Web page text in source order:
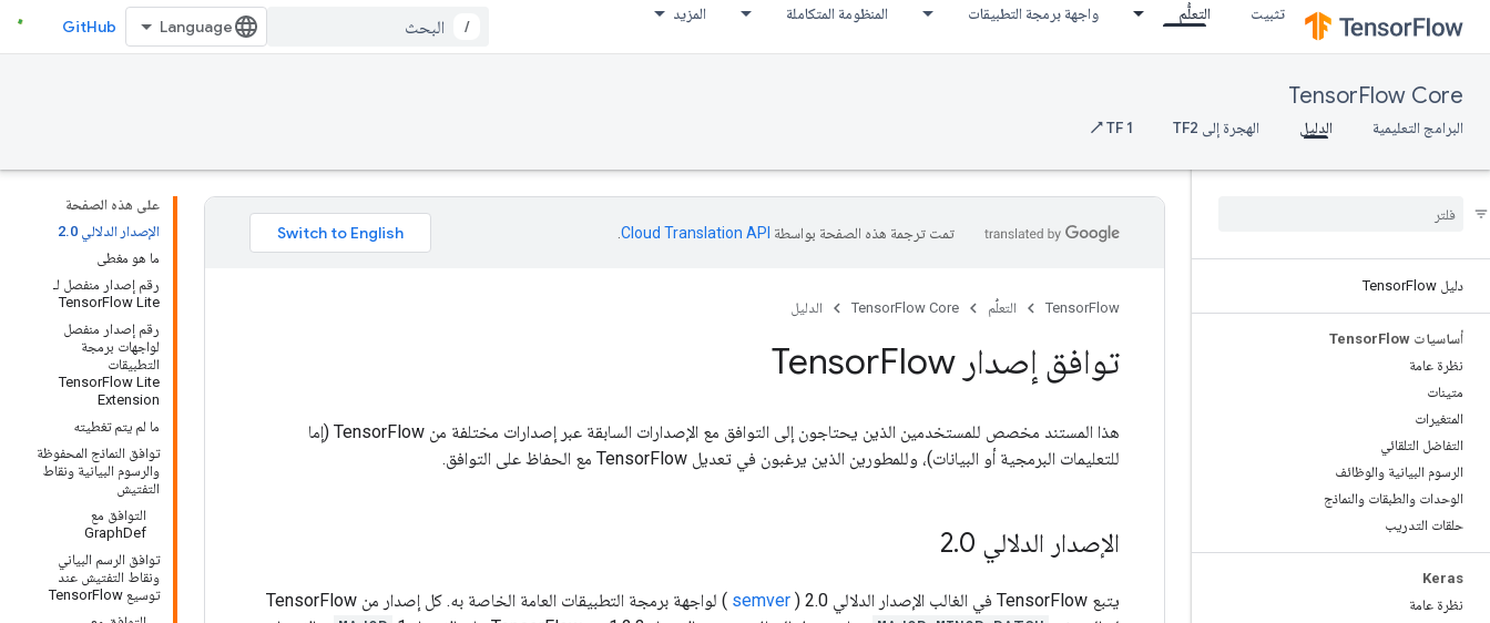
تثبيت التعلُّم واجهة برمجة التطبيقات المنظومة المتكاملة المزيد
/
GitHub
TensorFlow Core
البرامج التعليمية الدليل الهجرة إلى TF2 TF 1 ↗
دليل Tensor Flow
أساسيات Tensor Flow
نظرة عامة
متينات
المتغيرات
التفاضل التلقائي
الرسوم البيانية والوظائف
الوحدات والطبقات والنماذج
حلقات التدريب
Keras
نظرة عامة
على هذه الصفحة
الإصدار الدلالي 2.0
ما هو مغطى
رقم إصدار منفصل لـ
TensorFlow Lite
رقم إصدار منفصل
لواجهات برمجة
التطبيقات
TensorFlow Lite
Extension
ما لم يتم تغطيته
توافق النماذج المحفوظة
والرسوم البيانية ونقاط
التفتيش
التوافق مع
GraphDef
توافق الرسم البياني
ونقاط التفتيش عند
توسيع TensorFlow
تمت ترجمة هذه الصفحة بواسطة Cloud Translation API‏
TensorFlow التعلُّم TensorFlow Core الدليل
توافق إصدار Tensor Flow
هذا المستند مخصص للمستخدمين الذين يحتاجون إلى التوافق مع الإصدارات السابقة عبر إصدارات مختلفة من TensorFlow (إما
للتعليمات البرمجية أو البيانات)، وللمطورين الذين يرغبون في تعديل TensorFlow مع الحفاظ على التوافق.
الإصدار الدلالي 2 .0
يتبع TensorFlow في الغالب الإصدار الدلالي 2.0 ( semver
) لواجهة برمجة التطبيقات العامة الخاصة به. كل إصدار من TensorFlow